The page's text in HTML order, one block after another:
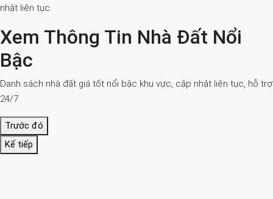
nhật liên tục.
Xem Thông Tin Nhà Đất Nổi
Bậc
Danh sách nhà đất giá tốt nổi bậc khu vực, cập nhật liên tục, hỗ trợ
24/7
Trước đó
Kế tiếp